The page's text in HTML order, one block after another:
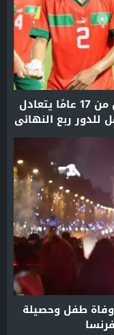
إنقاذ بطولي: المنتخب المغربي لأقل من 17 عامًا يتعادل
للدور ربع النهائي
وفاة طفل وحصيلة